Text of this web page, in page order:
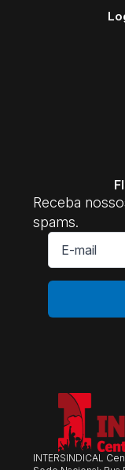
Receba
spams.
E-
mail
INTERSINDICAL